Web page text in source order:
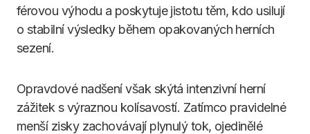
férovou výhodu a poskytuje jistotu těm, kdo usilují
o stabilní výsledky během opakovaných herních
sezení.
Opravdové nadšení však skýtá intenzivní herní
zážitek s výraznou kolísavostí. Zatímco pravidelné
menší zisky zachovávají plynulý tok, ojedinělé